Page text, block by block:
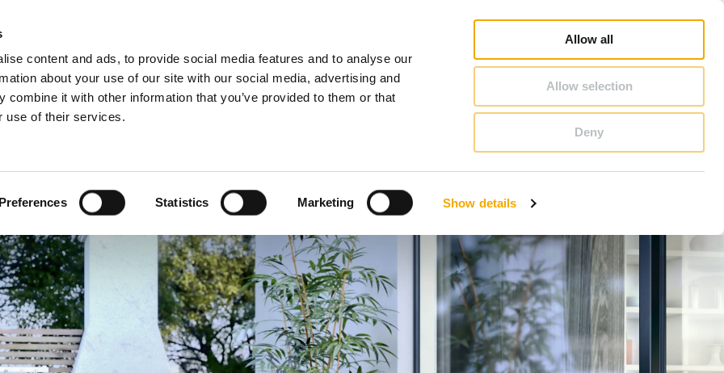
content and ads, to provide social media features and to analyse our
about your use of our site with our social media, advertising and
combine it with other information that you’ve provided to them or that
use of their services.
Preferences Statistics Marketing Show details
Allow all
Allow selection
Deny
Estland
Finland
Polen
Rumænien
Slovakiet
Slovenien
Tjekkiet
Tyskland
Østrig
For professionelle